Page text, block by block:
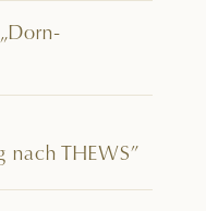
nach THEWS”